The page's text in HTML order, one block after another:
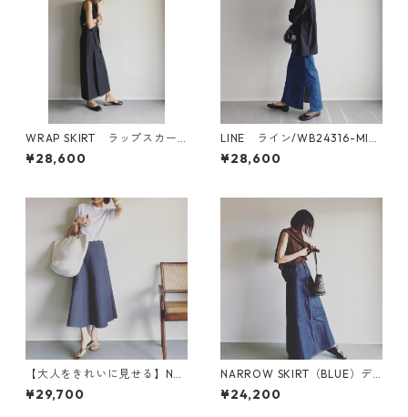
WRAP SKIRT ラップスカー
ト/WB25105-DARKBLUE
¥28,600
LINE ライン/WB24316-MID
BLUE
¥28,600
【大人をきれいに見せる】NE
MOPHILA フレアスカート / W
B24103
¥29,700
NARROW SKIRT（BLUE）デ
ニムスカート
¥24,200